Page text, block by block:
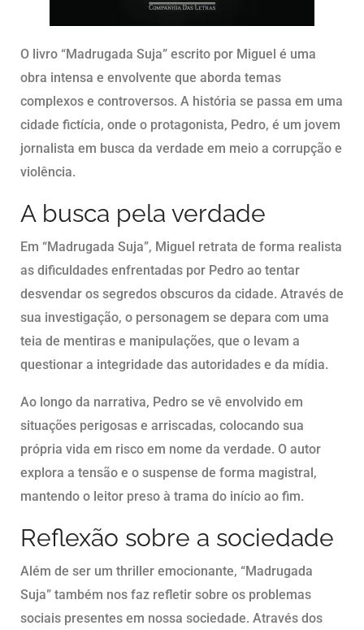
O livro “Madrugada Suja” escrito por Miguel é uma
obra intensa e envolvente que aborda temas
complexos e controversos. A história se passa em uma
cidade fictícia, onde o protagonista, Pedro, é um jovem
jornalista em busca da verdade em meio a corrupção e
violência.
A busca pela verdade
Em “Madrugada Suja”, Miguel retrata de forma realista
as dificuldades enfrentadas por Pedro ao tentar
desvendar os segredos obscuros da cidade. Através de
sua investigação, o personagem se depara com uma
teia de mentiras e manipulações, que o levam a
questionar a integridade das autoridades e da mídia.
Ao longo da narrativa, Pedro se vê envolvido em
situações perigosas e arriscadas, colocando sua
própria vida em risco em nome da verdade. O autor
explora a tensão e o suspense de forma magistral,
mantendo o leitor preso à trama do início ao fim.
Reflexão sobre a sociedade
Além de ser um thriller emocionante, “Madrugada
Suja” também nos faz refletir sobre os problemas
sociais presentes em nossa sociedade. Através dos